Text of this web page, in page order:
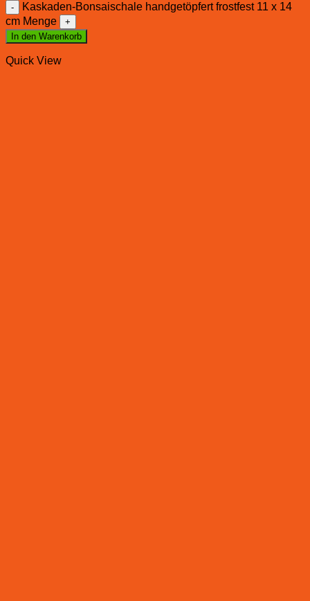
Kaskaden-Bonsaischale handgetöpfert frostfest 11 x 14
cm Menge
In den Warenkorb
Quick View